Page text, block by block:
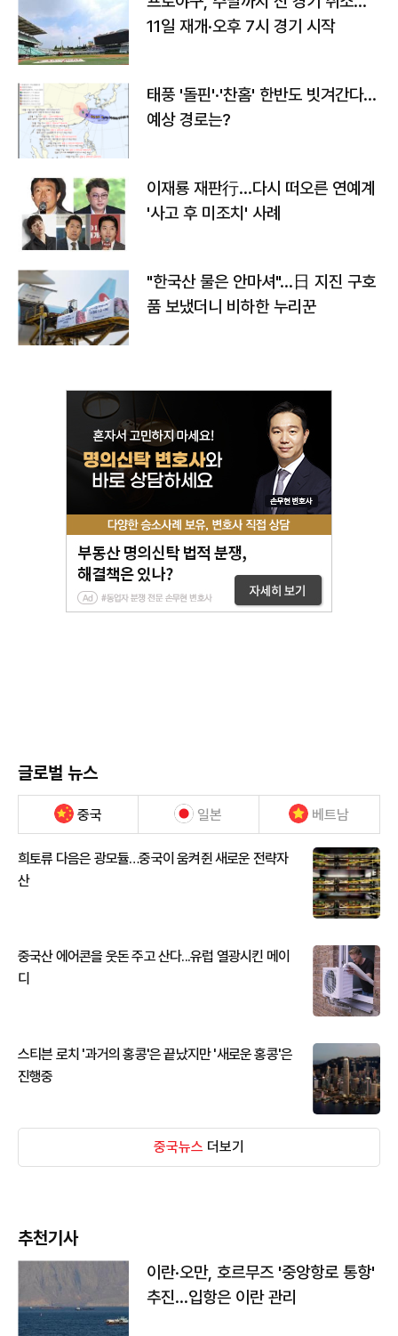
11일 재개·오후 7시 경기 시작
태풍 '돌핀'·'찬홈' 한반도 빗겨간다…
예상 경로는?
이재룡 재판行…다시 떠오른 연예계
'사고 후 미조치' 사례
"한국산 물은 안마셔"…日 지진 구호
품 보냈더니 비하한 누리꾼
글로벌 뉴스
중국 일본 베트남
희토류 다음은 광모듈…중국이 움켜쥔 새로운 전략자
산
중국산 에어콘을 웃돈 주고 산다...유럽 열광시킨 메이
디
스티븐 로치 '과거의 홍콩'은 끝났지만 '새로운 홍콩'은
진행중
중국뉴스 더보기
추천기사
이란·오만, 호르무즈 '중앙항로 통항'
추진…입항은 이란 관리